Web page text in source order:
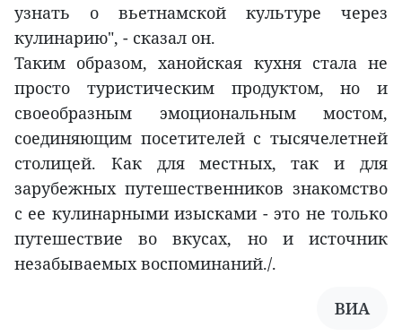
узнать о вьетнамской культуре через
кулинарию", - сказал он.
Таким образом, ханойская кухня стала не
просто туристическим продуктом, но и
своеобразным эмоциональным мостом,
соединяющим посетителей с тысячелетней
столицей. Как для местных, так и для
зарубежных путешественников знакомство
с ее кулинарными изысками - это не только
путешествие во вкусах, но и источник
незабываемых воспоминаний./.
ВИА